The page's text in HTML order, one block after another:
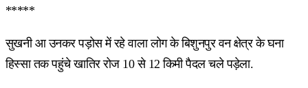
*****
सुखनी आ उनकर पड़ोस में रहे वाला लोग के बिशुनपुर वन क्षेत्र के घना
हिस्सा तक पहुंचे खातिर रोज 10 से 12 किमी पैदल चले पड़ेला.